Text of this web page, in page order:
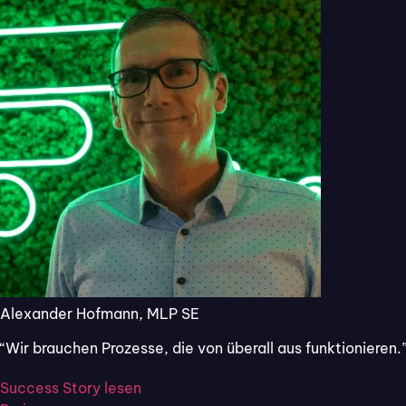
Alexander Hofmann, MLP SE
“Wir brauchen Prozesse, die von überall aus
Success Story lesen
Gesundheitswesen Bestand hat.